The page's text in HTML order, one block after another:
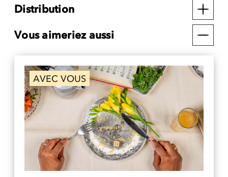
Distribution
Vous aimeriez aussi
AVEC VOUS